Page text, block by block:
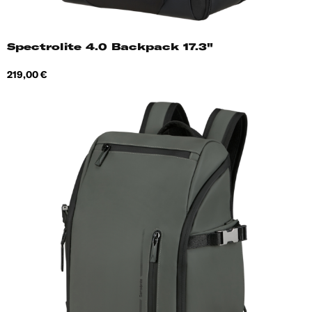
Spectrolite 4.0 Backpack 17.3"
Hind
219,00 €